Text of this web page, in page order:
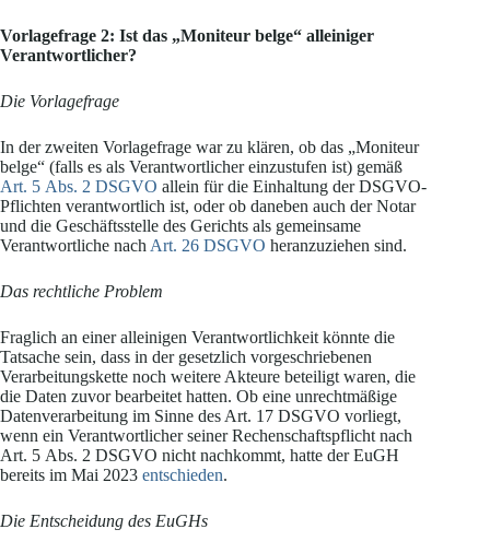
Vorlagefrage 2: Ist das „Moniteur belge“ alleiniger
Verantwortlicher?
Die Vorlagefrage
In der zweiten Vorlagefrage war zu klären, ob das „Moniteur
belge“ (falls es als Verantwortlicher einzustufen ist) gemäß
Art. 5 Abs. 2 DSGVO allein für die Einhaltung der DSGVO-
Pflichten verantwortlich ist, oder ob daneben auch der Notar
und die Geschäftsstelle des Gerichts als gemeinsame
Verantwortliche nach Art. 26 DSGVO heranzuziehen sind.
Das rechtliche Problem
Fraglich an einer alleinigen Verantwortlichkeit könnte die
Tatsache sein, dass in der gesetzlich vorgeschriebenen
Verarbeitungskette noch weitere Akteure beteiligt waren, die
die Daten zuvor bearbeitet hatten. Ob eine unrechtmäßige
Datenverarbeitung im Sinne des Art. 17 DSGVO vorliegt,
wenn ein Verantwortlicher seiner Rechenschaftspflicht nach
Art. 5 Abs. 2 DSGVO nicht nachkommt, hatte der EuGH
bereits im Mai 2023 entschieden.
Die Entscheidung des EuGHs